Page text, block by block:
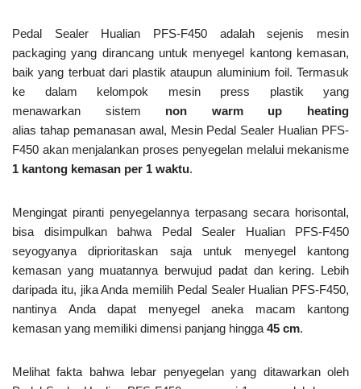
Pedal Sealer Hualian PFS-F450 adalah sejenis mesin
packaging yang dirancang untuk menyegel kantong kemasan,
baik yang terbuat dari plastik ataupun aluminium foil. Termasuk
ke dalam kelompok mesin press plastik yang
menawarkan sistem non warm up heating
alias tahap pemanasan awal, Mesin Pedal Sealer Hualian PFS-
F450 akan menjalankan proses penyegelan melalui mekanisme
1 kantong kemasan per 1 waktu.
Mengingat piranti penyegelannya terpasang secara horisontal,
bisa disimpulkan bahwa Pedal Sealer Hualian PFS-F450
seyogyanya diprioritaskan saja untuk menyegel kantong
kemasan yang muatannya berwujud padat dan kering. Lebih
daripada itu, jika Anda memilih Pedal Sealer Hualian PFS-F450,
nantinya Anda dapat menyegel aneka macam kantong
kemasan yang memiliki dimensi panjang hingga 45 cm.
Melihat fakta bahwa lebar penyegelan yang ditawarkan oleh